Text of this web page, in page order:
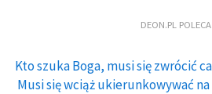
DEON.PL POLECA
Kto szuka Boga, musi się zwrócić
Musi się wciąż ukierunkowywać